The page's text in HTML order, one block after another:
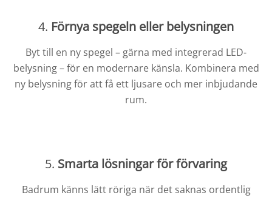
4. Förnya spegeln eller belysningen
Byt till en ny spegel – gärna med integrerad LED-
belysning – för en modernare känsla. Kombinera med
ny belysning för att få ett ljusare och mer inbjudande
rum.
5. Smarta lösningar för förvaring
Badrum känns lätt röriga när det saknas ordentlig